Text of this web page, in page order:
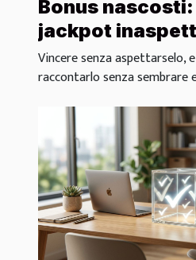
Bonus
jackpot
raccontate dai
Vincere senza aspettarselo,
raccontarlo senza sembrare